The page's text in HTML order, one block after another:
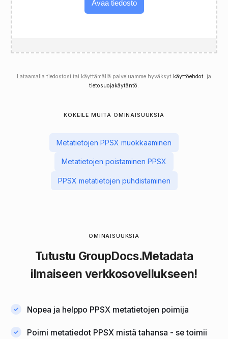
Avaa tiedosto
Lataamalla tiedostosi tai käyttämällä palveluamme hyväksyt käyttöehdot. ja
tietosuojakäytäntö.
KOKEILE MUITA OMINAISUUKSIA
Metatietojen PPSX muokkaaminen
Metatietojen poistaminen PPSX
PPSX metatietojen puhdistaminen
OMINAISUUKSIA
Tutustu GroupDocs.Metadata
ilmaiseen verkkosovellukseen!
Nopea ja helppo PPSX metatietojen poimija
Poimi metatiedot PPSX mistä tahansa - se toimii